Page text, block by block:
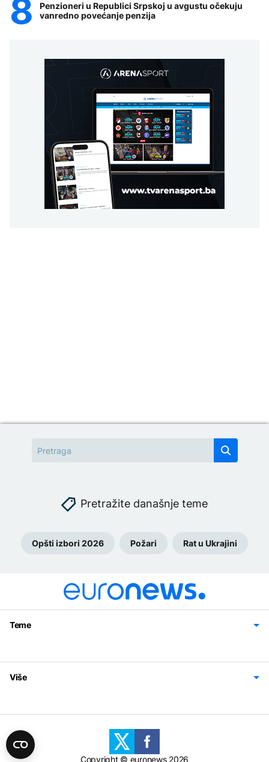
Penzioneri u Republici Srpskoj u avgustu očekuju
vanredno povećanje penzija
Pretražite današnje teme
Opšti izbori 2026 Požari Rat u Ukrajini
Teme
Svijet
Sport
Magazin
Više
Politika privatnosti
Uslovi korišćenja
Copyright © euronews 2026